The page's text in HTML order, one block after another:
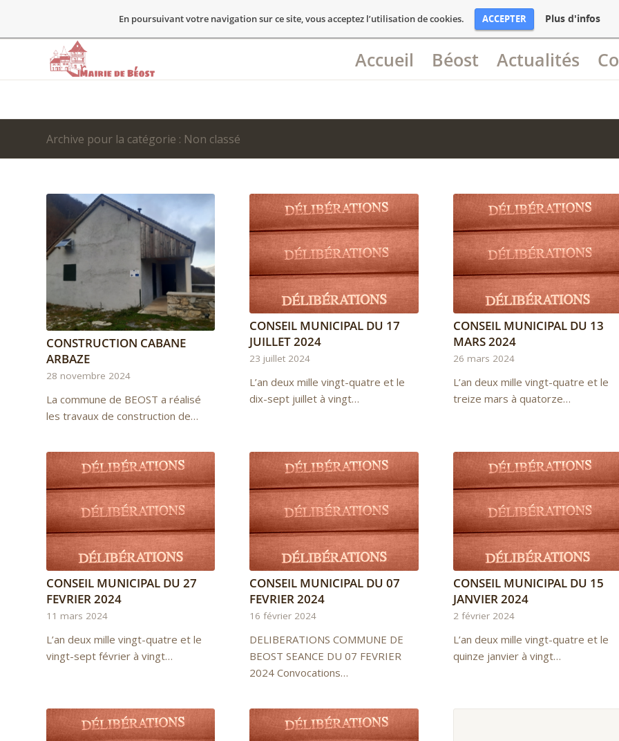
En poursuivant votre navigation sur ce site, vous acceptez l’utilisation de cookies. ACCEPTER Plus d'infos
Accueil Béost Actualités
Archive pour la catégorie : Non classé
CONSTRUCTION CABANE
ARBAZE
28 novembre 2024
La commune de BEOST a réalisé
les travaux de construction de…
CONSEIL MUNICIPAL DU 17
JUILLET 2024
23 juillet 2024
L’an deux mille vingt-quatre et le
dix-sept juillet à vingt…
CONSEIL MUNICIPAL DU 13
MARS 2024
26 mars 2024
L’an deux mille vingt-quatre et le
treize mars à quatorze…
CONSEIL MUNICIPAL DU 27
FEVRIER 2024
11 mars 2024
L’an deux mille vingt-quatre et le
vingt-sept février à vingt…
CONSEIL MUNICIPAL DU 07
FEVRIER 2024
16 février 2024
DELIBERATIONS COMMUNE DE
BEOST SEANCE DU 07 FEVRIER
2024 Convocations…
CONSEIL MUNICIPAL DU 15
JANVIER 2024
2 février 2024
L’an deux mille vingt-quatre et le
quinze janvier à vingt…